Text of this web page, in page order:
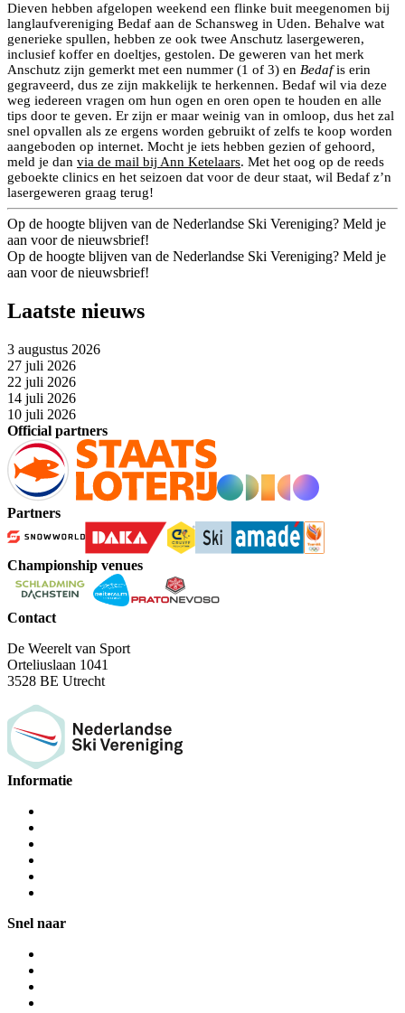
Dieven hebben afgelopen weekend een flinke buit meegenomen bij
langlaufvereniging Bedaf aan de Schansweg in Uden. Behalve wat
generieke spullen, hebben ze ook twee Anschutz lasergeweren,
inclusief koffer en doeltjes, gestolen. De geweren van het merk
Anschutz zijn gemerkt met een nummer (1 of 3) en Bedafis erin
gegraveerd, dus ze zijn makkelijk te herkennen. Bedaf wil via deze
weg iedereen vragen om hun ogen en oren open te houden en alle
tips door te geven. Er zijn er maar weinig van in omloop, dus het zal
snel opvallen als ze ergens worden gebruikt of zelfs te koop worden
aangeboden op internet. Mocht je iets hebben gezien of gehoord,
meld je dan via de mail bij Ann Ketelaars. Met het oog op de reeds
geboekte clinics en het seizoen dat voor de deur staat, wil Bedaf z’n
lasergeweren graag terug!
Op de hoogte blijven van de Nederlandse Ski Vereniging? Meld je
aan voor de nieuwsbrief!
Op de hoogte blijven van de Nederlandse Ski Vereniging? Meld je
aan voor de nieuwsbrief!
Laatste nieuws
3 augustus 2026
27 juli 2026
22 juli 2026
14 juli 2026
10 juli 2026
Official partners
Partners
Championship venues
Contact
De Weerelt van Sport
Orteliuslaan 1041
3528 BE Utrecht
Informatie
Snel naar